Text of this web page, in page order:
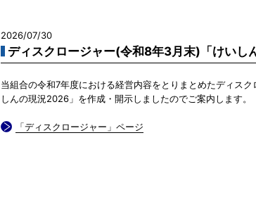
2026/07/30
ディスクロージャー(令和8年3月末)「けいし
当組合の令和7年度における経営内容をとりまとめたディス
しんの現況2026」を作成・開示しましたのでご案内します。
「ディスクロージャー」ページ